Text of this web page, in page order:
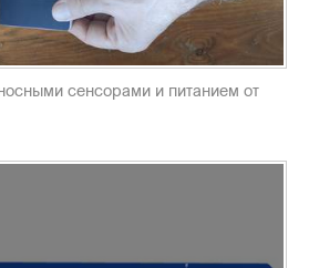
сенсорами и питанием от